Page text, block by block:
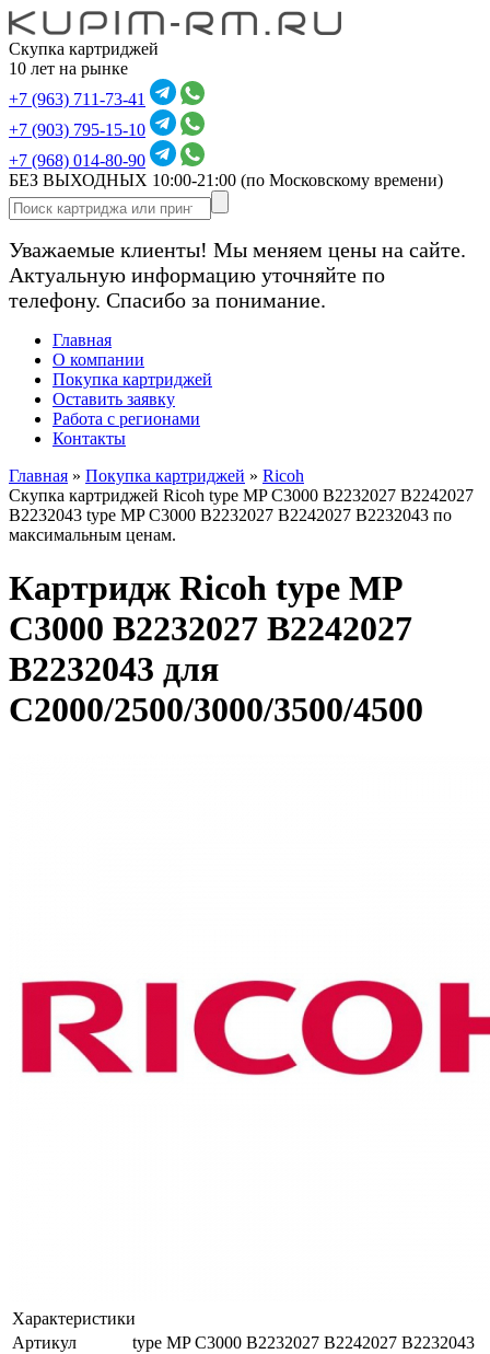
Скупка картриджей
10 лет на рынке
+7 (963) 711-73-41
+7 (903) 795-15-10
+7 (968) 014-80-90
БЕЗ ВЫХОДНЫХ 10:00-21:00 (по Московскому времени)
Уважаемые клиенты! Мы меняем цены на сайте.
Актуальную информацию уточняйте по
телефону. Спасибо за понимание.
Главная
О компании
Покупка картриджей
Оставить заявку
Работа с регионами
Контакты
Главная » Покупка картриджей » Ricoh
Скупка картриджей Ricoh type MP C3000 B2232027 B2242027
B2232043 type MP C3000 B2232027 B2242027 B2232043 по
максимальным ценам.
Картридж Ricoh type MP
C3000 B2232027 B2242027
B2232043 для
C2000/2500/3000/3500/4500
Характеристики
Артикул
type MP C3000 B2232027 B2242027 B2232043